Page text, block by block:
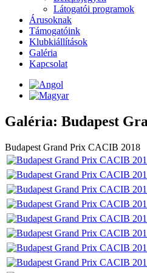
Látogatói programok
Árusoknak
Támogatóink
Klubkiállítások
Galéria
Kapcsolat
Galéria: Budapest
Budapest Grand Prix CACIB 2018